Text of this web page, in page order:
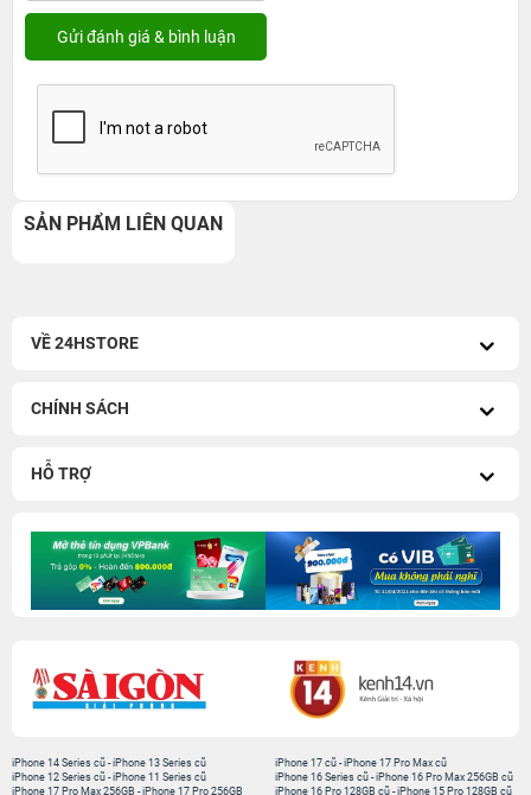
SẢN PHẨM LIÊN QUAN
VỀ 24HSTORE
CHÍNH SÁCH
HỖ TRỢ
iPhone 14 Series cũ -iPhone 13 Series cũ
iPhone 12 Series cũ -iPhone 11 Series cũ
iPhone 17 Pro Max 256GB -iPhone 17 Pro 256GB
iPhone 17 cũ-iPhone 17 Pro Max cũ
iPhone 16 Series cũ- iPhone 16 Pro Max 256GB cũ
iPhone 16 Pro 128GB cũ-iPhone 15 Pro 128GB cũ